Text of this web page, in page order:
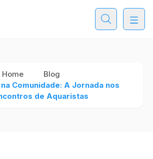
Home
Blog
Comunidade: A Jornada nos
de Aquaristas